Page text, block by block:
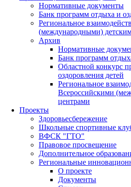
Нормативные документы
Банк программ отдыха и
Региональное
(международными)
Архив
Нормативные
Банк программ
Областной конкурс
оздоровления детей
Региональное
Всероссийскими
центрами
Проекты
Здоровьесбережение
Школьные спортивные
ВФСК "ГТО"
Правовое просвещение
Дополнительное
Региональные
О проекте
Документы